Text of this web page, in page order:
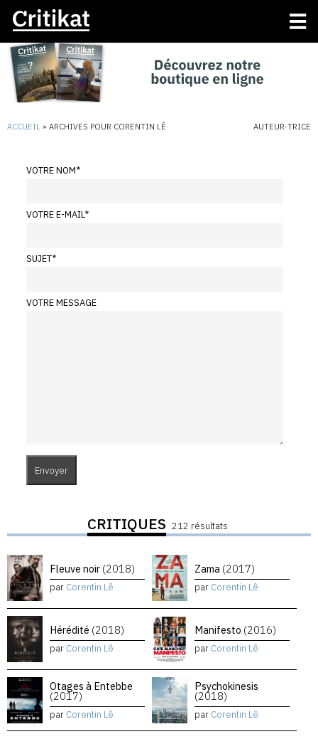
ACCUEIL » ARCHIVES POUR CORENTIN LÊ AUTEUR·TRICE
VOTRE NOM*
VOTRE E-MAIL*
SUJET*
VOTRE MESSAGE
CRITIQUES 212 résultats
Fleuve noir (2018)
par Corentin Lê
Zama (2017)
par Corentin Lê
Hérédité (2018)
par Corentin Lê
Manifesto (2016)
par Corentin Lê
Otages à Entebbe
(2017)
par Corentin Lê
Psychokinesis
(2018)
par Corentin Lê